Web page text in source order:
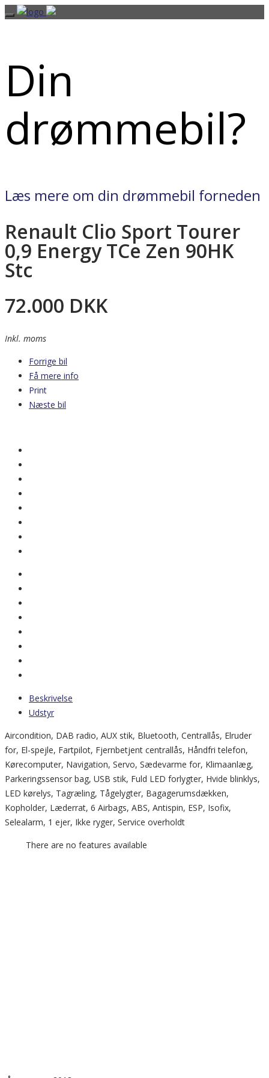
Din
drømmebil?
Læs mere om din drømmebil forneden
Renault Clio Sport Tourer
0,9 Energy TCe Zen 90HK
Stc
72.000 DKK
Inkl. moms
Forrige bil
Få mere info
Print
Næste bil
Beskrivelse
Udstyr
Aircondition, DAB radio, AUX stik, Bluetooth, Centrallås, Elruder
for, El-spejle, Fartpilot, Fjernbetjent centrallås, Håndfri telefon,
Kørecomputer, Navigation, Servo, Sædevarme for, Klimaanlæg,
Parkeringssensor bag, USB stik, Fuld LED forlygter, Hvide blinklys,
LED kørelys, Tagræling, Tågelygter, Bagagerumsdækken,
Kopholder, Læderrat, 6 Airbags, ABS, Antispin, ESP, Isofix,
Selealarm, 1 ejer, Ikke ryger, Service overholdt
There are no features available